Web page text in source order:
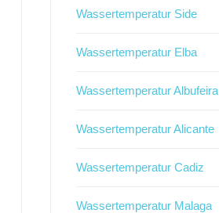
Wassertemperatur Side
Wassertemperatur Elba
Wassertemperatur Albufeira
Wassertemperatur Alicante
Wassertemperatur Cadiz
Wassertemperatur Malaga